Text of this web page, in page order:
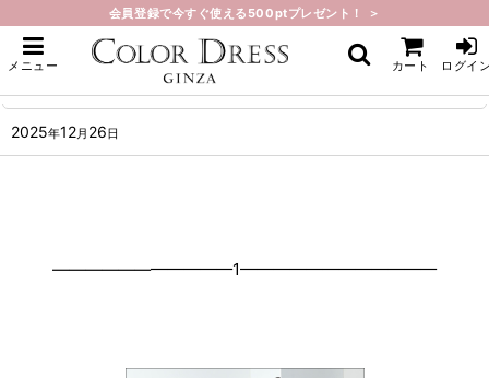
会員登録で今すぐ使える500ptプレゼント！ ＞
メニュー カート ログイ
ホーム > What's New > 人気商品再入荷しました。
人気商品再入荷しました。
2025年12月 26日
———————————1————————————